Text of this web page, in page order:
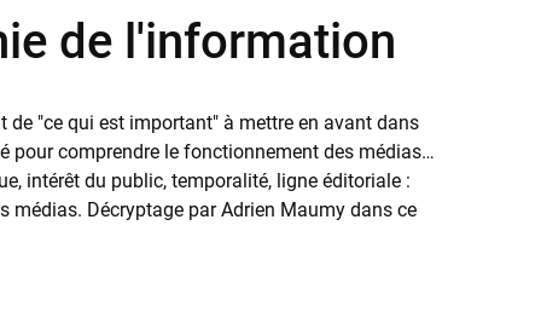
de l'information
"ce qui est important" à mettre en avant dans
pour comprendre le fonctionnement des médias…
intérêt du public, temporalité, ligne éditoriale :
médias. Décryptage par Adrien Maumy dans ce